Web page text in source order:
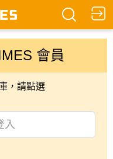
會員
，請點選